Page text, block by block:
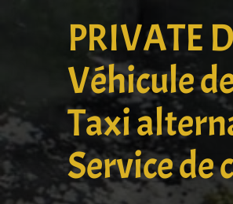
PRIVATE
Véhicule
Taxi
Service de